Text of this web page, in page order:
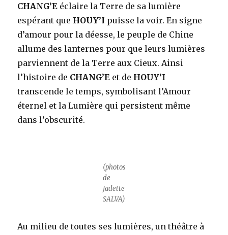
CHANG’E éclaire la Terre de sa lumière
espérant que HOUY’I puisse la voir. En signe
d’amour pour la déesse, le peuple de Chine
allume des lanternes pour que leurs lumières
parviennent de la Terre aux Cieux. Ainsi
l’histoire de CHANG’E et de HOUY’I
transcende le temps, symbolisant l’Amour
éternel et la Lumière qui persistent même
dans l’obscurité.
(photos
de
Jadette
SALVA)
Au milieu de toutes ses lumières, un théâtre à